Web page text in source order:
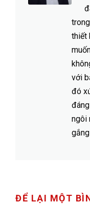
thiết
với
đó
ngôi
ĐỂ LẠI MỘT